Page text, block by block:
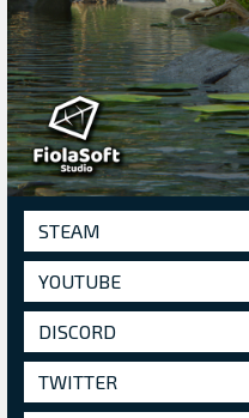
STEAM
YOUTUBE
DISCORD
TWITTER